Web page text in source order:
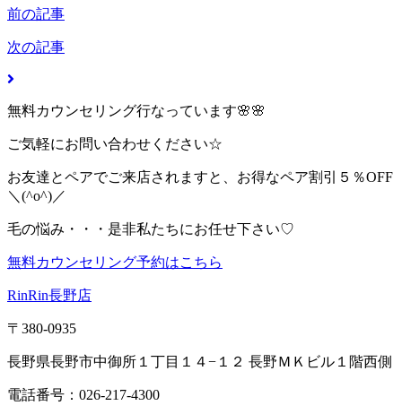
前の記事
次の記事
無料カウンセリング行なっています🌸🌸
ご気軽にお問い合わせください☆
お友達とペアでご来店されますと、お得なペア割引５％OFF
＼(^o^)／
毛の悩み・・・是非私たちにお任せ下さい♡
無料カウンセリング予約はこちら
RinRin長野店
〒380-0935
長野県長野市中御所１丁目１４−１２ 長野ＭＫビル１階西側
電話番号：026-217-4300